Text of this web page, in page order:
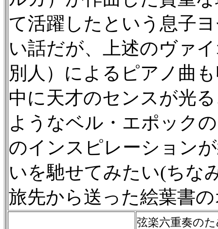
て活躍したという息子
い話だが、上述のヴァ
別人）によるピアノ曲
中に天才のセンスが光
ようなベル・エポック
のインスピレーション
いを馳せてみたい(ちな
旅先から送った絵葉書
弦楽六重奏の